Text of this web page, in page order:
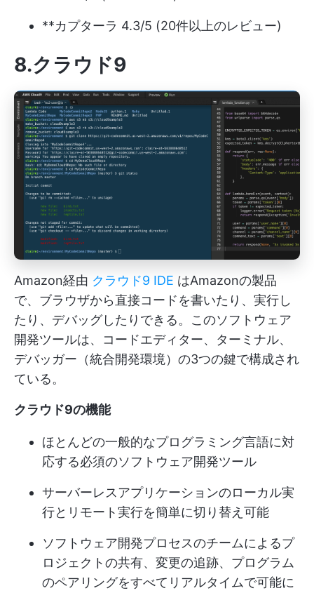
**カプターラ 4.3/5 (20件以上のレビュー)
8.クラウド9
Amazon経由 クラウド9 IDE はAmazonの製品
で、ブラウザから直接コードを書いたり、実行し
たり、デバッグしたりできる。このソフトウェア
開発ツールは、コードエディター、ターミナル、
デバッガー（統合開発環境）の3つの鍵で構成され
ている。
クラウド9の機能
ほとんどの一般的なプログラミング言語に対
応する必須のソフトウェア開発ツール
サーバーレスアプリケーションのローカル実
行とリモート実行を簡単に切り替え可能
ソフトウェア開発プロセスのチームによるプ
ロジェクトの共有、変更の追跡、プログラム
のペアリングをすべてリアルタイムで可能に